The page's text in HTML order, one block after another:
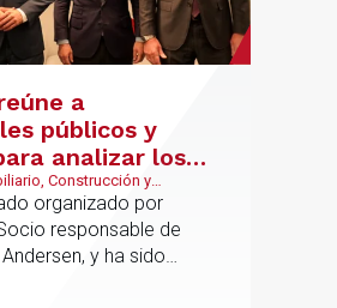
a
públicos y
analizar los
en
Construcción y
Urbanismo
organizado por
responsable de
y ha sido